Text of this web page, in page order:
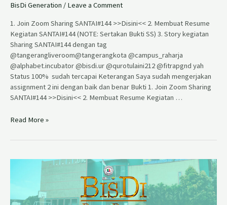
BisDi Generation / Leave a Comment
1. Join Zoom Sharing SANTAI#144 >>Disini<< 2. Membuat Resume
Kegiatan SANTAI#144 (NOTE: Sertakan Bukti SS) 3. Story kegiatan
Sharing SANTAI#144 dengan tag
@tangerangliveroom@tangerangkota @campus_raharja
@alphabet.incubator @bisdi.ur @qurotulaini212 @fitrapgnd yah
Status 100% sudah tercapai Keterangan Saya sudah mengerjakan
assignment 2 ini dengan baik dan benar Bukti 1. Join Zoom Sharing
SANTAI#144 >>Disini<< 2. Membuat Resume Kegiatan …
Read More »